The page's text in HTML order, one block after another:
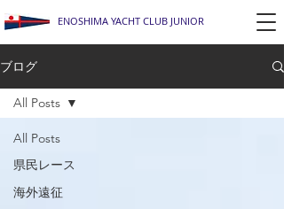
ENOSHIMA YACHT CLUB JUNIOR
ブログ
All Posts
県民レース
海外遠征
All Posts